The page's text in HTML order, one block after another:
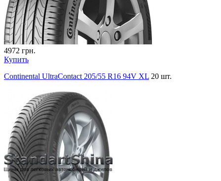
4972 грн.
Купить
Continental UltraContact 205/55 R16 94V XL 20 шт.